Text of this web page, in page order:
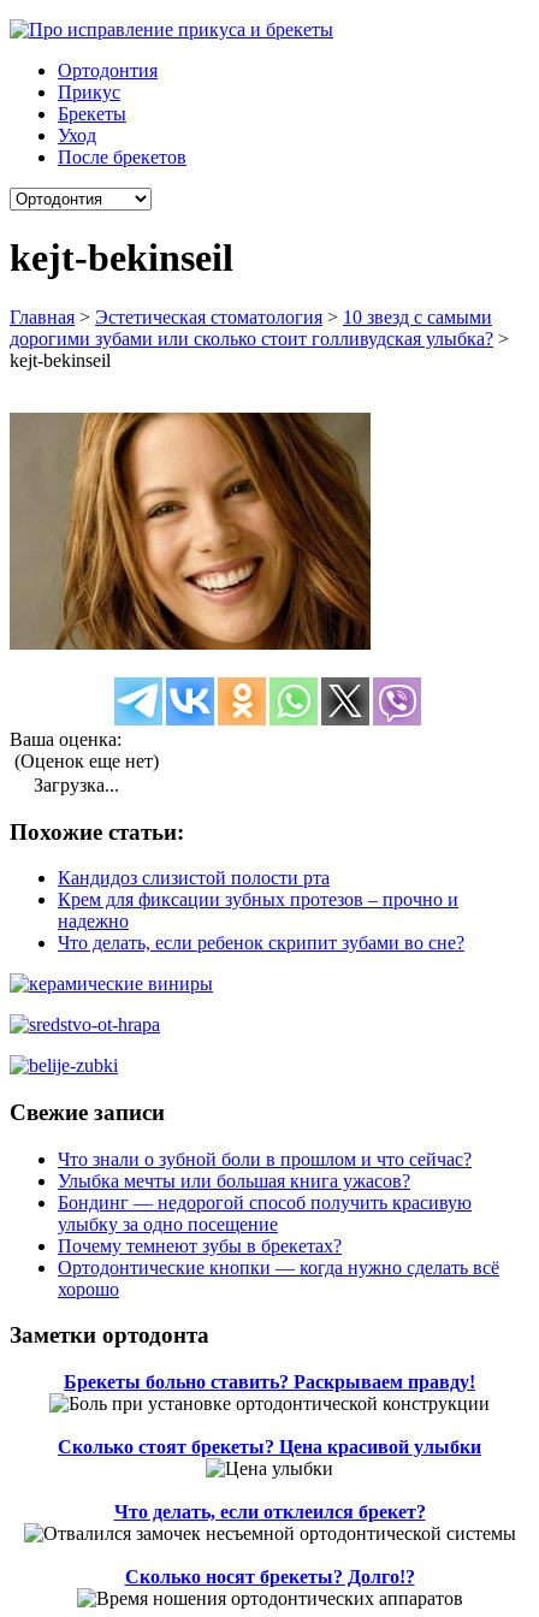
Ортодонтия
Прикус
Брекеты
Уход
После брекетов
kejt-bekinseil
Главная > Эстетическая стоматология > 10 звезд с самыми
дорогими зубами или сколько стоит голливудская улыбка? >
kejt-bekinseil
Ваша оценка:
(Оценок еще нет)
Загрузка...
Похожие статьи:
Кандидоз слизистой полости рта
Крем для фиксации зубных протезов – прочно и
надежно
Что делать, если ребенок скрипит зубами во сне?
Свежие записи
Что знали о зубной боли в прошлом и что сейчас?
Улыбка мечты или большая книга ужасов?
Бондинг — недорогой способ получить красивую
улыбку за одно посещение
Почему темнеют зубы в брекетах?
Ортодонтические кнопки — когда нужно сделать всё
хорошо
Заметки ортодонта
Брекеты больно ставить? Раскрываем правду!
Сколько стоят брекеты? Цена красивой улыбки
Что делать, если отклеился брекет?
Сколько носят брекеты? Долго!?